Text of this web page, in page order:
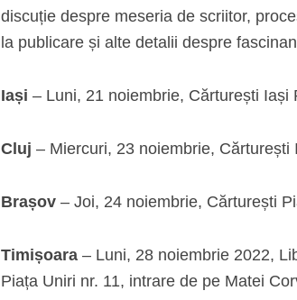
discuție despre meseria de scriitor,
la publicare și alte detalii despre
Iași – Luni, 21 noiembrie, Cărturești Iași
Cluj – Miercuri, 23 noiembrie,
Brașov – Joi, 24 noiembrie, Cărturești
Timișoara – Luni, 28 noiembrie 2022,
Piața Uniri nr. 11, intrare de pe Matei